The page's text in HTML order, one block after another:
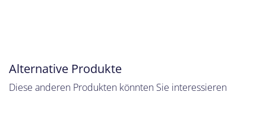
Alternative Produkte
Diese anderen Produkten könnten Sie interessieren